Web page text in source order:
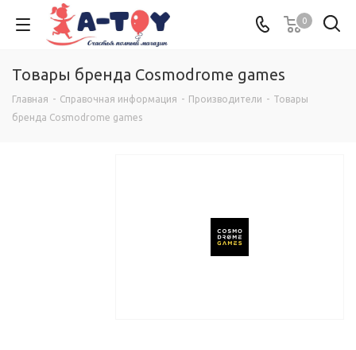
0
Товары бренда Cosmodrome games
Главная - Справочная информация - Производители - Товары
бренда Cosmodrome games